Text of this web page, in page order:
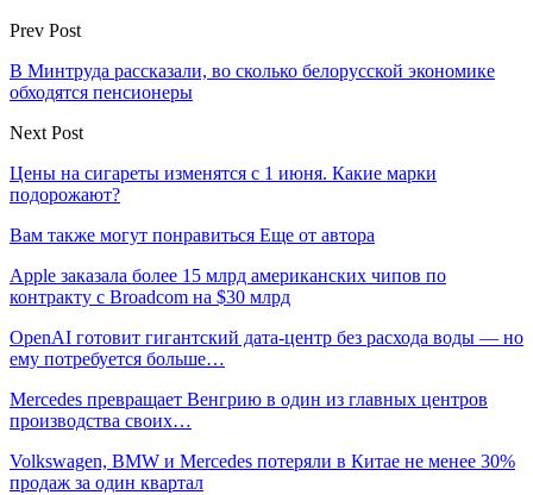
Prev Post
В Минтруда рассказали, во сколько белорусской экономике
обходятся пенсионеры
Next Post
Цены на сигареты изменятся с 1 июня. Какие марки
подорожают?
Вам также могут понравиться Еще от автора
Apple заказала более 15 млрд американских чипов по
контракту с Broadcom на $30 млрд
OpenAI готовит гигантский дата-центр без расхода воды — но
ему потребуется больше…
Mercedes превращает Венгрию в один из главных центров
производства своих…
Volkswagen, BMW и Mercedes потеряли в Китае не менее 30%
продаж за один квартал